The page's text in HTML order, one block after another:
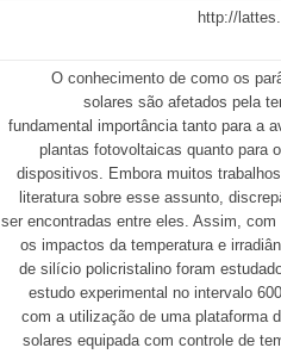
http://
O conhecimento de como os
solares são afetados pela
fundamental importância tanto para a
plantas fotovoltaicas quanto para
dispositivos. Embora muitos
literatura sobre esse assunto,
ser encontradas entre eles. Assim,
os impactos da temperatura e
de silício policristalino foram
estudo experimental no intervalo
com a utilização de uma plataforma
solares equipada com controle de